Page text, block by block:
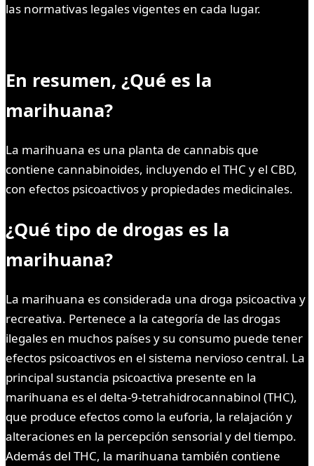
las normativas legales vigentes en cada lugar.
En resumen, ¿Qué es la
marihuana?
La marihuana es una planta de cannabis que
contiene cannabinoides, incluyendo el THC y el CBD,
con efectos psicoactivos y propiedades medicinales.
¿Qué tipo de drogas es la
marihuana?
La marihuana es considerada una droga psicoactiva y
recreativa. Pertenece a la categoría de las drogas
ilegales en muchos países y su consumo puede tener
efectos psicoactivos en el sistema nervioso central. La
principal sustancia psicoactiva presente en la
marihuana es el delta-9-tetrahidrocannabinol (THC),
que produce efectos como la euforia, la relajación y
alteraciones en la percepción sensorial y del tiempo.
Además del THC, la marihuana también contiene